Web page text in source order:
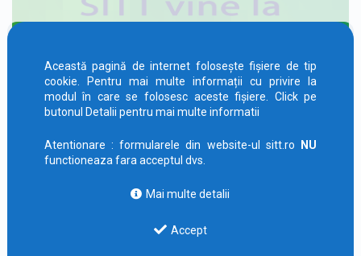
Această pagină de internet folosește fișiere de tip
cookie. Pentru mai multe informații cu privire la
modul în care se folosesc aceste fișiere. Click pe
butonul Detalii pentru mai multe informatii
Atentionare : formularele din website-ul sitt.ro
NU
functioneaza fara acceptul dvs.
Mai multe detalii
Accept